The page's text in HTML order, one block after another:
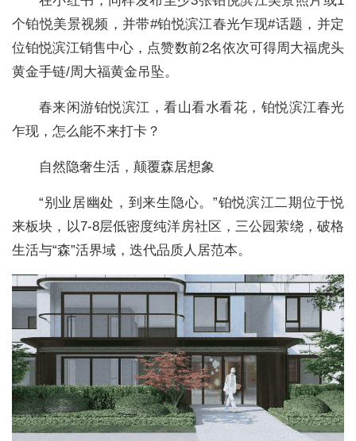
个铂悦美景视频，并带#铂悦滨江春光乍现#话题，并定
位铂悦滨江销售中心，点赞数前2名依次可得周大福虎头
黄金手链/周大福黄金吊坠。
春来闲游铂悦滨江，看山看水看花，铂悦滨江春光
乍现，怎么能不来打卡？
自然隐奢生活，颠覆森居想象
“别业居幽处，到来生隐心。”铂悦滨江二期位于悦
来板块，以7-8层低密度纯洋房社区，三公园萦绕，破格
生活与“森”活界域，迭代品质人居范本。